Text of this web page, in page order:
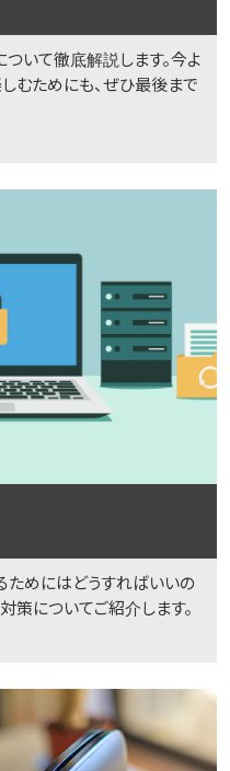
いて徹底解説します。今よ
むためにも、ぜひ最後まで
めにはどうすればいいの
策についてご紹介します。